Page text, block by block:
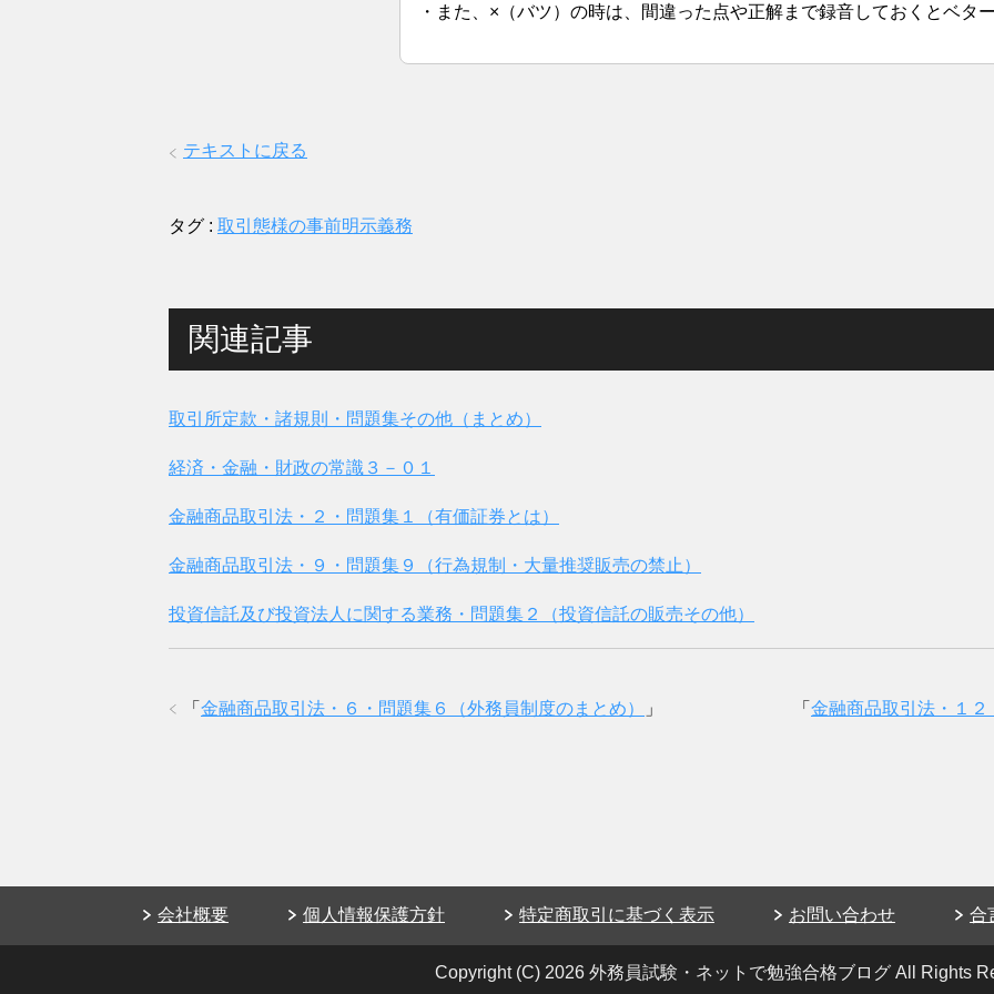
・また、×（バツ）の時は、間違った点や正解まで録音しておくとベタ
テキストに戻る
タグ : 取引態様の事前明示義務
関連記事
取引所定款・諸規則・問題集その他（まとめ）
経済・金融・財政の常識３－０１
金融商品取引法・２・問題集１（有価証券とは）
金融商品取引法・９・問題集９（行為規制・大量推奨販売の禁止）
投資信託及び投資法人に関する業務・問題集２（投資信託の販売その他）
「 金融商品取引法・１
「 金融商品取引法・６・問題集６（外務員制度のまとめ） 」
会社概要 個人情報保護方針 特定商取引に基づく表示 お問い合わせ 合
Copyright (C) 2026 外務員試験・ネットで勉強合格ブログ All Rights